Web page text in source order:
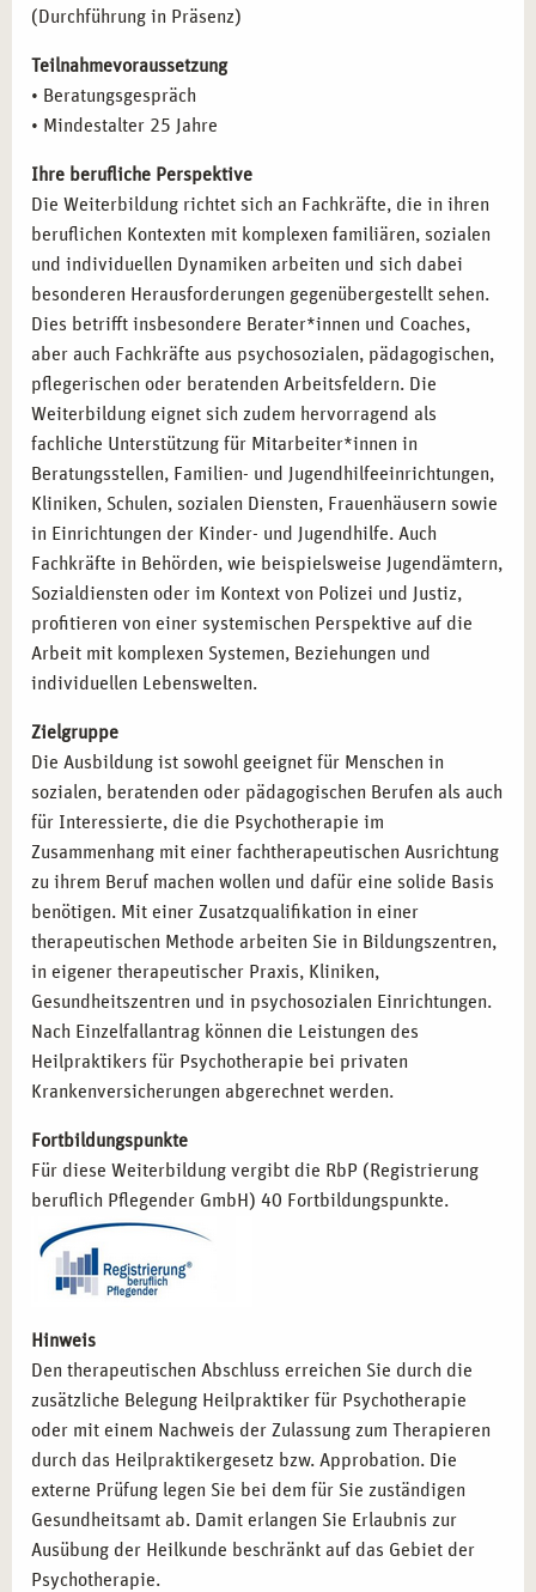
Gruppen in komplexen Lebenssituationen.
Selbstständige Tätigkeit als systemischer Coach oder
Eröffnen Sie Ihre eigene Praxis und
gestalten Sie individuelle Beratungsprozesse.
und begleiten Sie Veränderungsprozesse zielgerichtet
und nachhaltig.
Tätigkeit in Bildung, Gesundheit und Pflege:Bringen Sie
systemische Kompetenzen in Ihre Berufsfelder ein und
gestalten Sie Prozesse neu.
Fachliche Spezialisierung durch Weiterbildung:
Vertiefen Sie Ihr Profil mit weiteren Methoden oder der
Prüfung zum Heilpraktiker für Psychotherapie.
ANERKANNTE ABSCHLÜSSE FÜR IHRE
THERAPEUTISCHE LAUFBAHN
Nach erfolgreicher Teilnahme erhalten Sie qualifizierte
Nachweise für Ihre berufliche Weiterentwicklung:
praxisorientierter Ausrichtung.
Zusatzqualifikation als systemischer oder
Therapie, Beratung und Coaching.
Vorbereitung auf den Heilpraktiker Psychotherapie:
Optionale Prüfungsergänzung zur selbständigen
therapeutischen Arbeit.
CAMPUS NATURALIS BERLIN: LERNEN MIT
HALTUNG UND KOMPETENZ
An unserem Standort in Berlin erleben Sie Ausbildung auf
höchstem fachlichem Niveau, verbunden mit einem
wertschätzenden Menschenbild und individuellem
Lernraum. Unsere Dozent*innen begleiten Sie mit
langjähriger Erfahrung und systemischer Klarheit. Entfalten
in Berlin.
(Durchführung in Präsenz)
Teilnahmevoraussetzung
• Beratungsgespräch
• Mindestalter 25 Jahre
Ihre berufliche Perspektive
Die Weiterbildung richtet sich an Fachkräfte, die in ihren
beruflichen Kontexten mit komplexen familiären, sozialen
und individuellen Dynamiken arbeiten und sich dabei
besonderen Herausforderungen gegenübergestellt sehen.
Dies betrifft insbesondere Berater*innen und Coaches,
aber auch Fachkräfte aus psychosozialen, pädagogischen,
pflegerischen oder beratenden Arbeitsfeldern. Die
Weiterbildung eignet sich zudem hervorragend als
fachliche Unterstützung für Mitarbeiter*innen in
Beratungsstellen, Familien- und Jugendhilfeeinrichtungen,
Kliniken, Schulen, sozialen Diensten, Frauenhäusern sowie
in Einrichtungen der Kinder- und Jugendhilfe. Auch
Fachkräfte in Behörden, wie beispielsweise Jugendämtern,
Sozialdiensten oder im Kontext von Polizei und Justiz,
profitieren von einer systemischen Perspektive auf die
Arbeit mit komplexen Systemen, Beziehungen und
individuellen Lebenswelten.
Zielgruppe
Die Ausbildung ist sowohl geeignet für Menschen in
sozialen, beratenden oder pädagogischen Berufen als auch
für Interessierte, die die Psychotherapie im
Zusammenhang mit einer fachtherapeutischen Ausrichtung
zu ihrem Beruf machen wollen und dafür eine solide Basis
benötigen. Mit einer Zusatzqualifikation in einer
therapeutischen Methode arbeiten Sie in Bildungszentren,
in eigener therapeutischer Praxis, Kliniken,
Gesundheitszentren und in psychosozialen Einrichtungen.
Nach Einzelfallantrag können die Leistungen des
Heilpraktikers für Psychotherapie bei privaten
Krankenversicherungen abgerechnet werden.
Fortbildungspunkte
Für diese Weiterbildung vergibt die RbP (Registrierung
beruflich Pflegender GmbH) 40 Fortbildungspunkte.
Hinweis
Den therapeutischen Abschluss erreichen Sie durch die
zusätzliche Belegung Heilpraktiker für Psychotherapie
oder mit einem Nachweis der Zulassung zum Therapieren
durch das Heilpraktikergesetz bzw. Approbation. Die
externe Prüfung legen Sie bei dem für Sie zuständigen
Gesundheitsamt ab. Damit erlangen Sie Erlaubnis zur
Ausübung der Heilkunde beschränkt auf das Gebiet der
Psychotherapie.